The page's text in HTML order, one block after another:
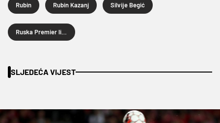
Rubin Rubin Kazanj Silvije Begić
SLJEDEĆA VIJEST